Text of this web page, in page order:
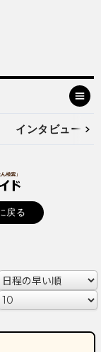
インタビュー
戻る